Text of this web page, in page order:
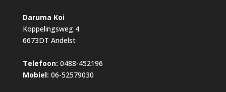
Daruma Koi
Koppelingsweg 4
6673DT Andelst
Telefoon: 0488-452196
Mobiel: 06-52579030